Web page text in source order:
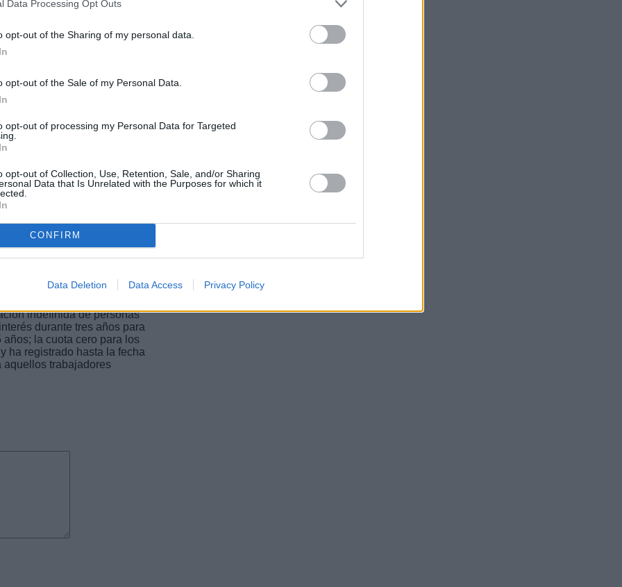
Data Processing Opt Outs
opt-out of the Sharing of my personal data.
opt-out of the Sale of my Personal Data.
opt-out of processing my Personal Data for Targeted
opt-out of Collection, Use, Retention, Sale, and/or Sharing
Data that Is Unrelated with the Purposes for which it
CONFIRM
Data Deletion Data Access Privacy Policy
Entre las condiciones de
en las islas y estar al
Canaria.
autónomas dadas de alta en
miembros de sociedades
en el Archipiélago.
en la página web:
tramites/10901 y dentro del
subvencionable, el abono se
posterior, más allá de la
con el trabajo autónomo y
del sector: que una baja
la situación económica de la
ha puesto en marcha otras
integral orientado a reforzar la
propia. Entre ellas, destaca
más de 10 solicitudes
gastos de guardería, escuelas
con un máximo de 3.000
indefinida de personas
durante tres años para
la cuota cero para los
ha registrado hasta la fecha
aquellos trabajadores